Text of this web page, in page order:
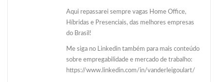
Aqui repassarei sempre vagas Home Office,
Híbridas e Presenciais, das melhores empresas
do Brasil!
Me siga no Linkedin também para mais conteúdo
sobre empregabilidade e mercado de trabalho:
https://www.linkedin.com/in/vanderleigoulart/